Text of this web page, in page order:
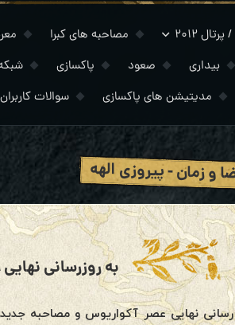
۲۰۱۲ مصاحبه های کبرا
بیداری صعود پاکسازی
مدیتیشن های پاکسازی سوالات کاربران
و زمان - پیروزی الهه
به روزرسانی نهایی عصر